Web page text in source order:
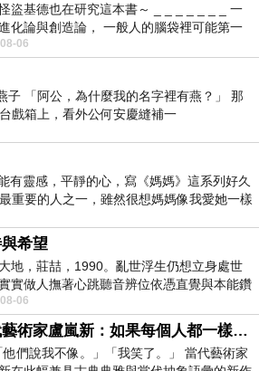
盜基德也在研究這本書～ _ _ _ _ _ _ _ 一
化論與創造論， 一般人的腦袋裡可能第一
有「 進化論很科
06
子 「阿公，為什麼我的名字裡有燕？」 那
戲箱上，看外公何安慶縫補一
有靈感，平靜的心，寫《媽媽》這系列好久
重要的人之一，雖然很想媽媽像我愛她一樣
希望
地，莊喆，1990。亂世浮生仍想立身處世
實做人撫著心跳聽音辨位依憑直覺與本能鑽
的亮處探索另一個心聲另一個共鳴的
06
當代藝術家盧嵐新：如果每個人都一樣，這世界該有多無聊？
們說我不像。」「我笑了。」 當代藝術家